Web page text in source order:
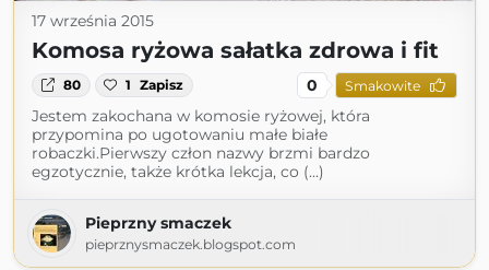
17 września 2015
Komosa ryżowa sałatka zdrowa i fit
80 1 Zapisz 0 Smakowite
Jestem zakochana w komosie ryżowej, która
przypomina po ugotowaniu małe białe
robaczki.Pierwszy człon nazwy brzmi bardzo
egzotycznie, także krótka lekcja, co (...)
Pieprzny smaczek
pieprznysmaczek.blogspot.com